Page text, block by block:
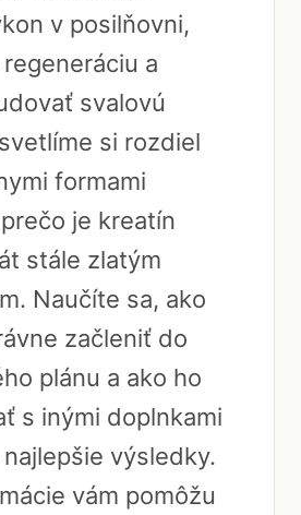
v posilňovni,
a
svalovú
si rozdiel
formami
je kreatín
stále zlatým
Naučíte sa, ako
začleniť do
plánu a ako ho
s inými doplnkami
výsledky.
vám pomôžu